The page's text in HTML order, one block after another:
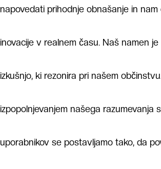
napovedati prihodnje obnašanje in nam
inovacije v realnem času. Naš namen
izkušnjo, ki rezonira pri našem
izpopolnjevanjem našega razumevanja
uporabnikov se postavljamo tako, da